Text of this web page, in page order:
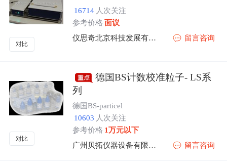
对比
16714 人次关注
参考价格 面议
仪思奇北京科技发展有限公司
留言咨询
对比
德国BS计数校准粒子- LS系
列
德国BS-particel
10603 人次关注
参考价格 1万元以下
广州贝拓仪器设备有限公司
留言咨询